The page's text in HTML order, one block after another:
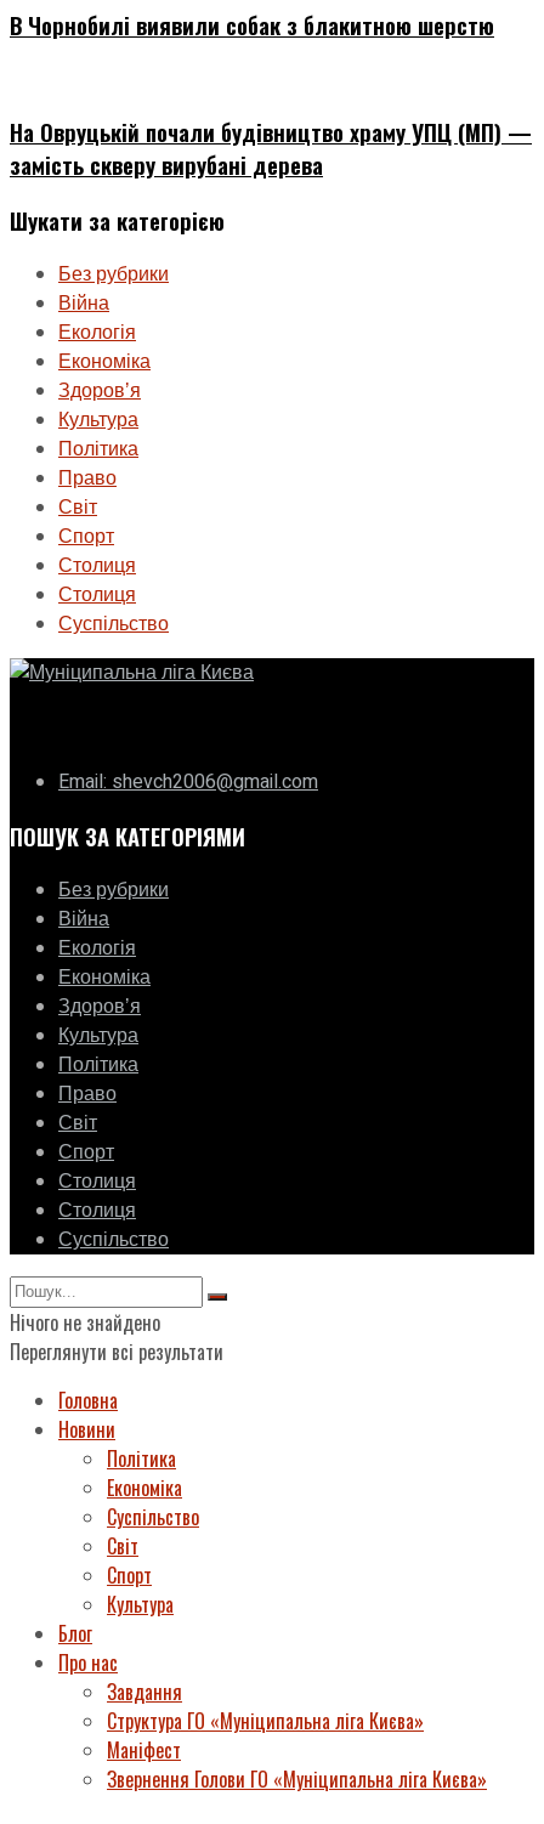
В Чорнобилі виявили собак з блакитною шерстю
На Овруцькій почали будівництво храму УПЦ (МП) —
замість скверу вирубані дерева
Шукати за категорією
Без рубрики
Війна
Екологія
Економіка
Здоровʼя
Культура
Політика
Право
Світ
Спорт
Столиця
Столиця
Суспільство
Email: shevch2006@gmail.com
ПОШУК ЗА КАТЕГОРІЯМИ
Без рубрики
Війна
Екологія
Економіка
Здоровʼя
Культура
Політика
Право
Світ
Спорт
Столиця
Столиця
Суспільство
Нічого не знайдено
Переглянути всі результати
Головна
Новини
Політика
Економіка
Суспільство
Світ
Спорт
Культура
Блог
Про нас
Завдання
Структура ГО «Муніципальна ліга Києва»
Маніфест
Звернення Голови ГО «Муніципальна ліга Києва»